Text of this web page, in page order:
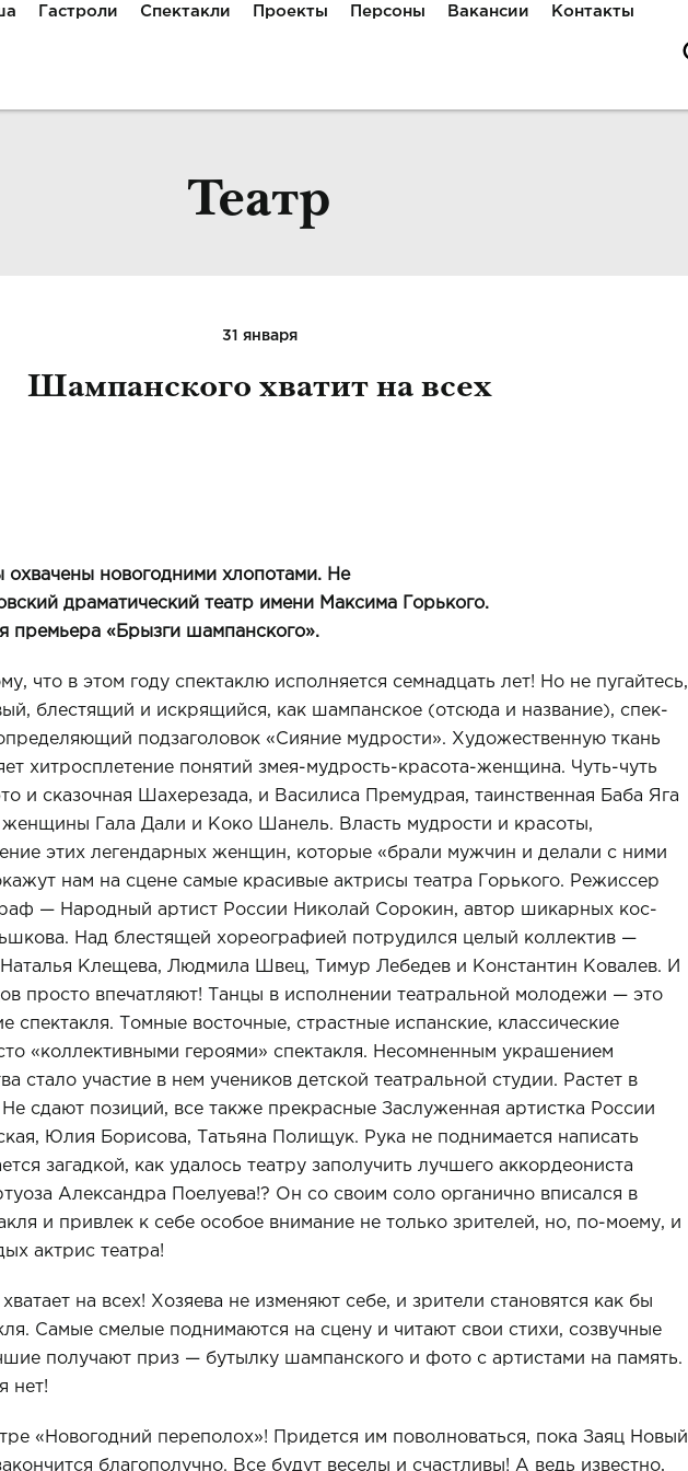
Гастроли Спектакли Проекты Персоны Вакансии Контакты
Театр
31 января
Шампанского хватит на всех
охвачены новогодними хлопотами. Не
драматический театр имени Мак­сима Горького.
премьера «Брызги шам­панского».
что в этом году спектаклю исполняется семнадцать лет! Но не пугайтесь,
блестя­щий и искрящийся, как шампанское (отсюда и название), спек­
подзаголовок «Сияние мудрос­ти». Художественную ткань
хитросплете­ние понятий змея-мудрость-красота-женщина. Чуть-чуть
и сказочная Шахерезада, и Василиса Премудрая, таинственная Баба Яга
Гала Дали и Коко Шанель. Власть мудрости и красоты,
этих легендарных женщин, которые «брали мужчин и делали с ними
нам на сцене самые красивые актрисы театра Горького. Режиссер
— Народный артист России Николай Сорокин, автор шикарных кос­
Над блестящей хореографией потру­дился целый коллектив —
Клещева, Людмила Швец, Тимур Лебедев и Константин Ковалев. И
просто впечатляют! Танцы в исполнении театраль­ной молодежи — это
спектакля. Томные во­сточные, страстные испанские, классические
«коллективными героями» спектакля. Несомненным укра­шением
стало участие в нем учеников дет­ской театральной студии. Растет в
сдают позиций, все также прекрасные Заслуженная артистка России
Юлия Борисова, Татьяна Полищук. Рука не поднимается написать
загадкой, как удалось театру заполучить лучшего аккордеониста
Александра Поелуева!? Он со своим соло органично вписался в
и привлек к себе особое вни­мание не только зрителей, но, по-моему, и
актрис театра!
на всех! Хозяева не изменяют себе, и зрители становятся как бы
Самые сме­лые поднимаются на сцену и читают свои стихи, созвучные
получают приз — бутылку шампанского и фото с артистами на память.
нет!
«Новогодний переполох»! Придется им поволноваться, пока Заяц Новый
благополучно. Все будут веселы и счастливы! А ведь известно,